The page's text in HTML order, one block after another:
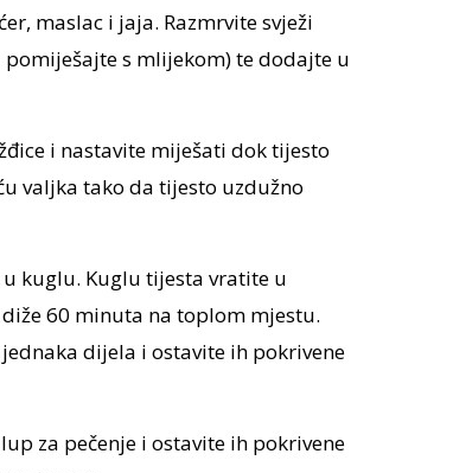
maslac i jaja. Razmrvite svježi
s mlijekom) te dodajte u
i nastavite miješati dok tijesto
valjka tako da tijesto uzdužno
kuglu. Kuglu tijesta vratite u
60 minuta na toplom mjestu.
dijela i ostavite ih pokrivene
za pečenje i ostavite ih pokrivene